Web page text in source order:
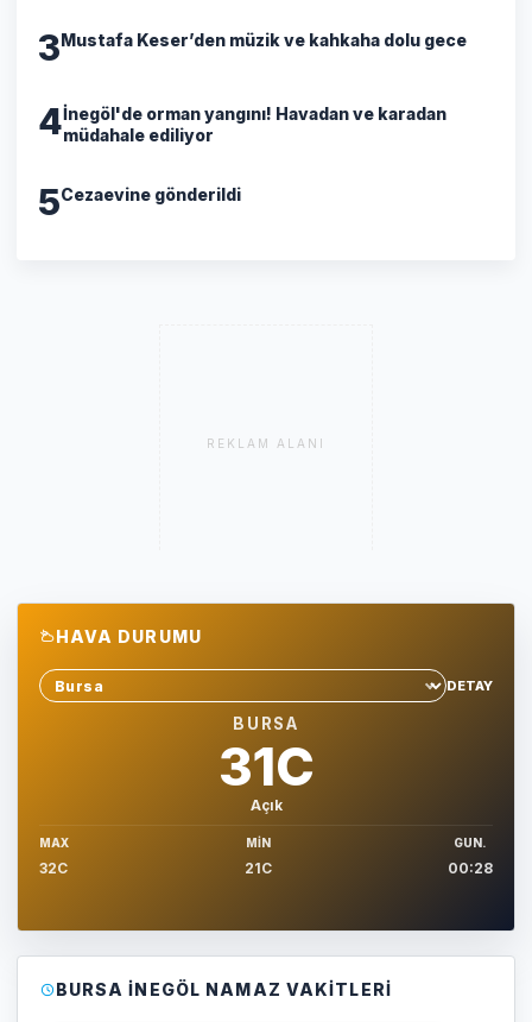
3Mustafa Keser’den müzik ve kahkaha dolu gece
4İnegöl'de orman yangını! Havadan ve karadan
müdahale ediliyor
5Cezaevine gönderildi
REKLAM ALANI
HAVA DURUMU
Sehir sec
DETAY
BURSA
31C
Açık
MAX
32C
MIN
21C
GUN.
00:28
BURSA İNEGÖL NAMAZ VAKITLERI